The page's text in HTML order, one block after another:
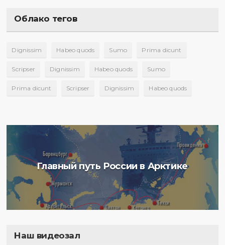
Облако тегов
Dignissim Habeo quods Sumo Prima dicunt
Scripser Dignissim Habeo quods Sumo
Prima dicunt Scripser Dignissim Habeo quods
Главный путь России в Арктике
Наш видеозал